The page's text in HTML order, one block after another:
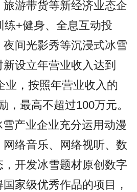
游带货等新经济业态企
练+健身、全息互动投
间光影秀等沉浸式冰雪
设立年营业收入达到
业，按照年营业收入的
，最高不超过100万元。
产业企业充分运用动漫
络音乐、网络视听、数
开发冰雪题材原创数字
家级优秀作品的项目，